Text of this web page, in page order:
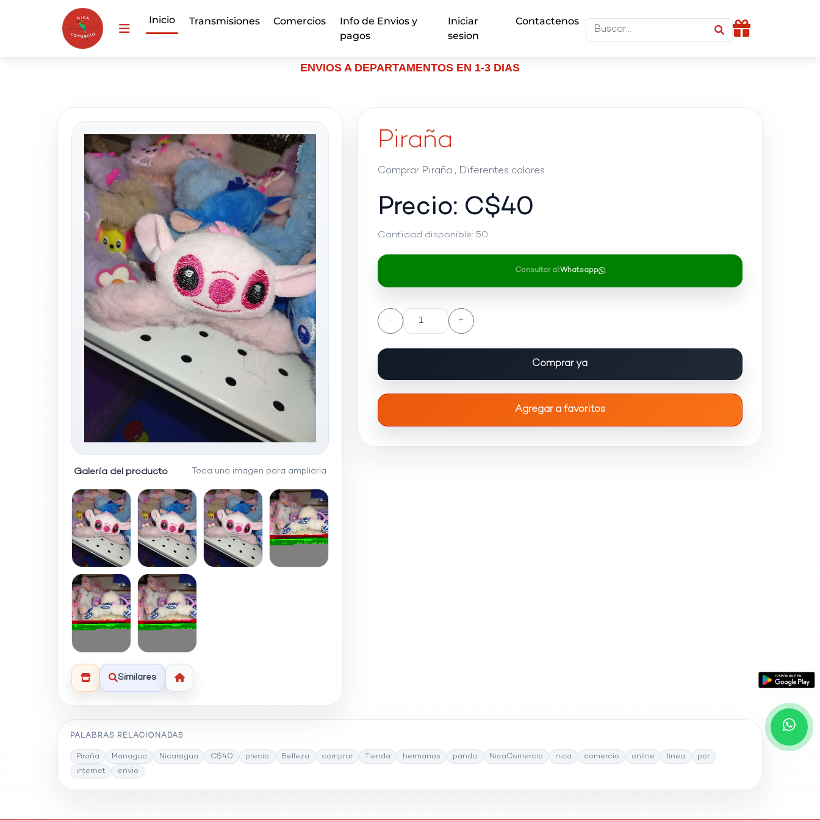
Inicio Transmisiones Comercios
Info de Envios y
pagos
Iniciar
sesion
Contactenos
ENVIOS A DEPARTAMENTOS EN 1-3 DIAS
Galería del producto Toca una imagen para ampliarla
Similares
Piraña
Comprar Piraña , Diferentes colores
Precio: C$40
Cantidad disponible: 50
Consultar al:Whatsapp
- +
Comprar ya
Agregar a favoritos
PALABRAS RELACIONADAS
Piraña Managua Nicaragua C$40 precio Belleza comprar Tienda hermanos panda NicaComercio nica comercio online linea
por
internet
envio